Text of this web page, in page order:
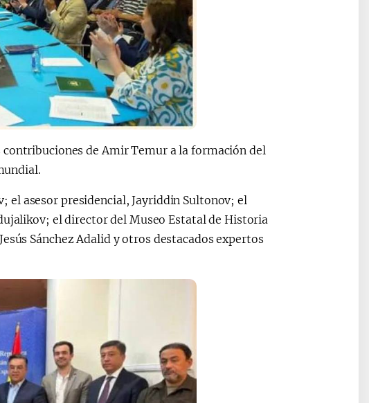
de Amir Temur a la formación del
el asesor presidencial, Jayriddin Sultonov; el
el director del Museo Estatal de Historia
Sánchez Adalid y otros destacados expertos